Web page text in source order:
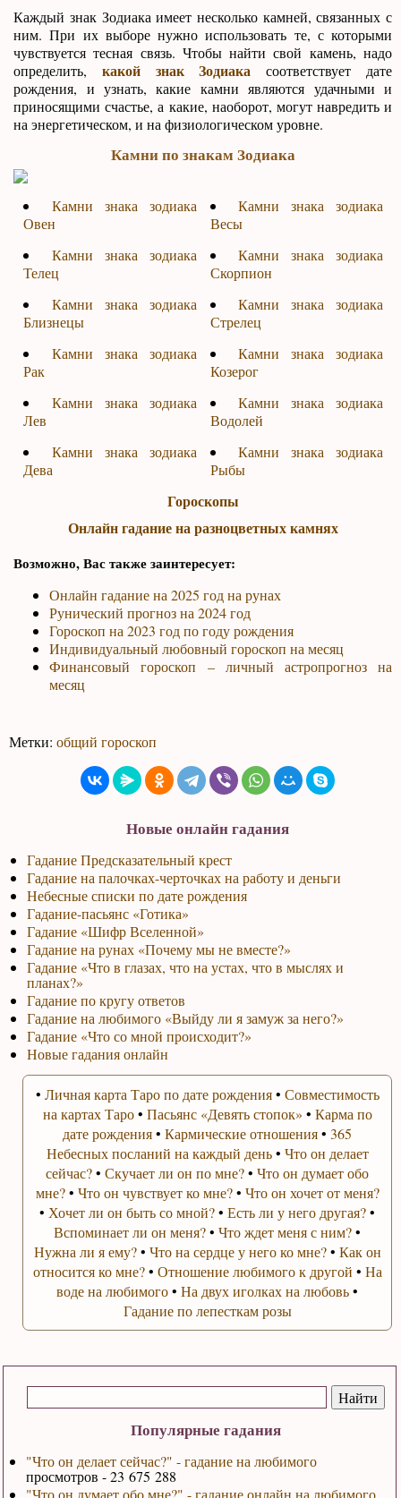
Популярные гадания
"Что он делает сейчас?" - гадание на любимого
просмотров - 23 675 288
"Что он думает обо мне?" - гадание онлайн на любимого
Каждый знак Зодиака имеет несколько камней, связанных с
ним. При их выборе нужно использовать те, с которыми
чувствуется тесная связь. Чтобы найти свой камень, надо
определить, какой знак Зодиака соответствует дате
рождения, и узнать, какие камни являются удачными и
приносящими счастье, а какие, наоборот, могут навредить и
на энергетическом, и на физиологическом уровне.
Камни по знакам Зодиака
Камни знака зодиака
Овен
Камни знака зодиака
Весы
Камни знака зодиака
Телец
Камни знака зодиака
Скорпион
Камни знака зодиака
Близнецы
Камни знака зодиака
Стрелец
Камни знака зодиака
Рак
Камни знака зодиака
Козерог
Камни знака зодиака
Лев
Камни знака зодиака
Водолей
Камни знака зодиака
Дева
Камни знака зодиака
Рыбы
Гороскопы
Онлайн гадание на разноцветных камнях
Возможно, Вас также заинтересует:
Онлайн гадание на 2025 год на рунах
Рунический прогноз на 2024 год
Гороскоп на 2023 год по году рождения
Индивидуальный любовный гороскоп на месяц
Финансовый гороскоп – личный астропрогноз на
месяц
Метки:общий гороскоп
Новые онлайн гадания
Гадание Предсказательный крест
Гадание на палочках-черточках на работу и деньги
Небесные списки по дате рождения
Гадание-пасьянс «Готика»
Гадание «Шифр Вселенной»
Гадание на рунах «Почему мы не вместе?»
Гадание «Что в глазах, что на устах, что в мыслях и
планах?»
Гадание по кругу ответов
Гадание на любимого «Выйду ли я замуж за него?»
Гадание «Что со мной происходит?»
Новые гадания онлайн
• Личная карта Таро по дате рождения• Совместимость
на картах Таро• Пасьянс «Девять стопок» • Карма по
дате рождения•Кармические отношения•365
Небесных посланий на каждый день• Что он делает
сейчас?•Скучает ли он по мне?•Что он думает обо
мне?• Что он чувствует ко мне?• Что он хочет от меня?
• Хочет ли он быть со мной?•Есть ли у него другая?•
Вспоминает ли он меня?•Что ждет меня с ним?•
Нужна ли я ему?• Что на сердце у него ко мне?• Как он
относится ко мне?• Отношение любимого к другой • На
воде на любимого•На двух иголках на любовь•
Гадание по лепесткам розы